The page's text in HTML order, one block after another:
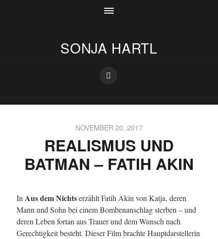
SONJA HARTL
NOVEMBER 20, 2017
REALISMUS UND
BATMAN – FATIH AKIN
In Aus dem Nichtserzählt Fatih Akin von Katja, deren
Mann und Sohn bei einem Bombenanschlag sterben – und
deren Leben fortan aus Trauer und dem Wunsch nach
Gerechtigkeit besteht. Dieser Film brachte Hauptdarstellerin